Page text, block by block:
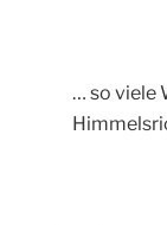
… so viele